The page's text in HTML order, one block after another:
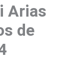
Arias
de